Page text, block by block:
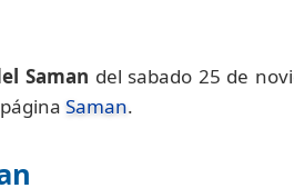
Saman del sabado 25 de
Saman.